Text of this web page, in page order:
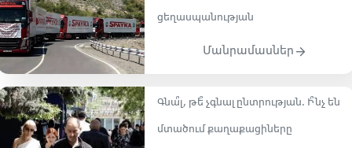
ցեղասպանության
Մանրամասներ
Գնա՞լ, թե՞ չգնալ ընտրության․ Ի՞նչ են
մտածում քաղաքացիները